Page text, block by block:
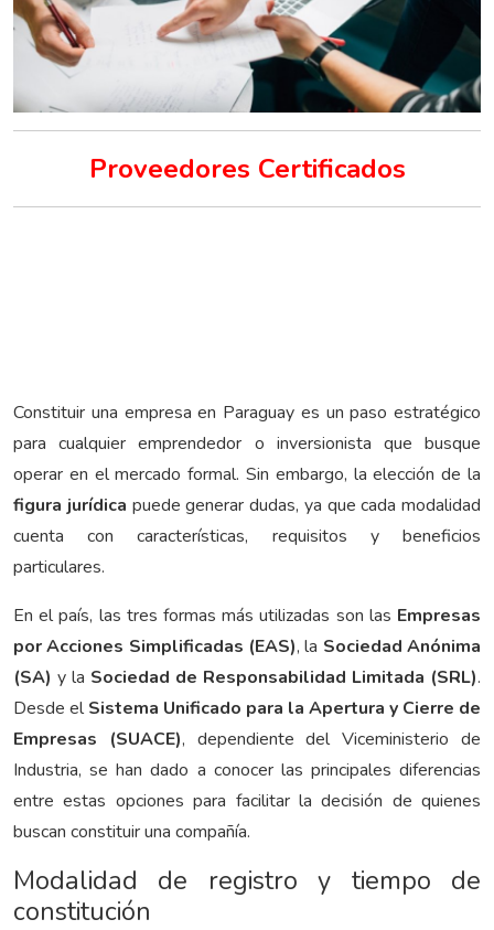
Proveedores Certificados
Constituir una empresa en Paraguay es un paso estratégico
para cualquier emprendedor o inversionista que busque
operar en el mercado formal. Sin embargo, la elección de la
figura jurídica puede generar dudas, ya que cada modalidad
cuenta con características, requisitos y beneficios
particulares.
En el país, las tres formas más utilizadas son las Empresas
por Acciones Simplificadas (EAS), la Sociedad Anónima
(SA) y la Sociedad de Responsabilidad Limitada (SRL).
Desde elSistema Unificado para la Apertura y Cierre de
Empresas (SUACE), dependiente del Viceministerio de
Industria, se han dado a conocer las principales diferencias
entre estas opciones para facilitar la decisión de quienes
buscan constituir una compañía.
Modalidad de registro y tiempo de
constitución